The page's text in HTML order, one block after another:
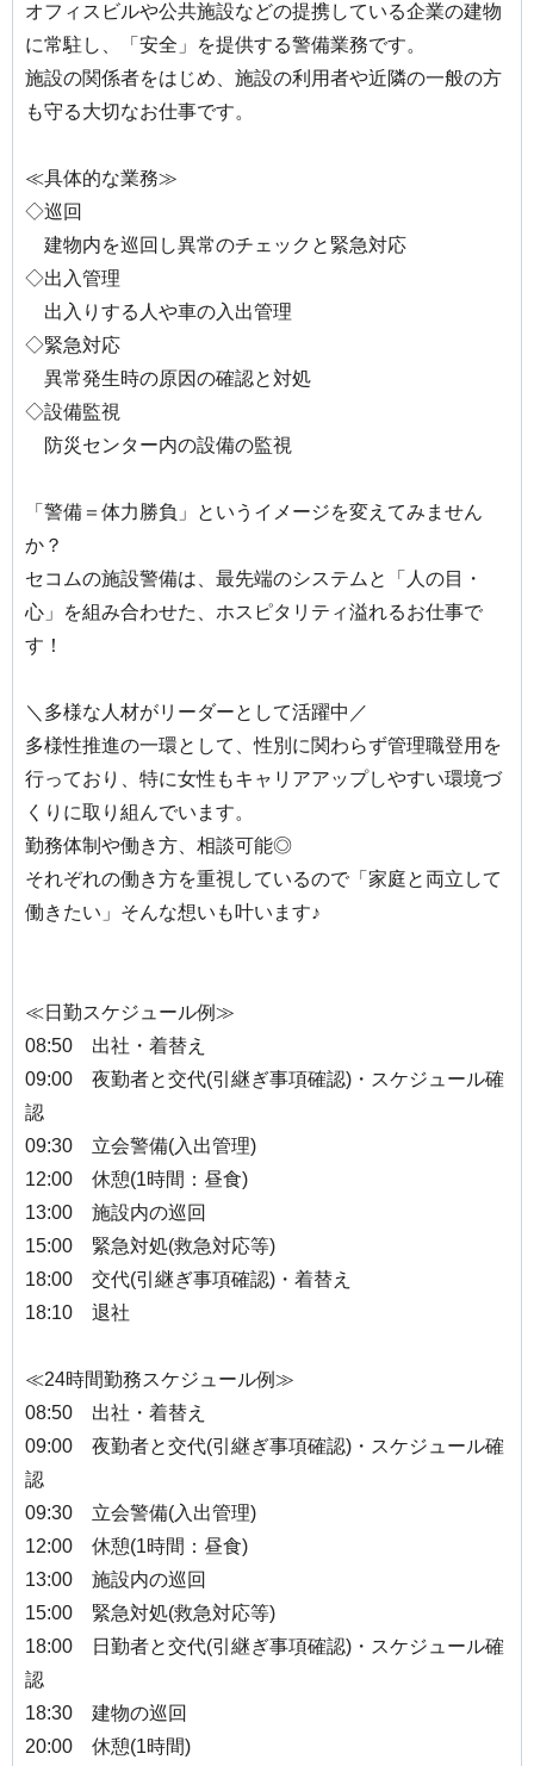
オフィスビルや公共施設などの提携している企業の建物
に常駐し、「安全」を提供する警備業務です。
施設の関係者をはじめ、施設の利用者や近隣の一般の方
も守る大切なお仕事です。
≪具体的な業務≫
◇巡回
建物内を巡回し異常のチェックと緊急対応
◇出入管理
出入りする人や車の入出管理
◇緊急対応
異常発生時の原因の確認と対処
◇設備監視
防災センター内の設備の監視
「警備＝体力勝負」というイメージを変えてみません
か？
セコムの施設警備は、最先端のシステムと「人の目・
心」を組み合わせた、ホスピタリティ溢れるお仕事で
す！
＼多様な人材がリーダーとして活躍中／
多様性推進の一環として、性別に関わらず管理職登用を
行っており、特に女性もキャリアアップしやすい環境づ
くりに取り組んでいます。
勤務体制や働き方、相談可能◎
それぞれの働き方を重視しているので「家庭と両立して
働きたい」そんな想いも叶います♪
≪日勤スケジュール例≫
08:50 出社・着替え
09:00 夜勤者と交代(引継ぎ事項確認)・スケジュール確
認
09:30 立会警備(入出管理)
12:00 休憩(1時間：昼食)
13:00 施設内の巡回
15:00 緊急対処(救急対応等)
18:00 交代(引継ぎ事項確認)・着替え
18:10 退社
≪24時間勤務スケジュール例≫
08:50 出社・着替え
09:00 夜勤者と交代(引継ぎ事項確認)・スケジュール確
認
09:30 立会警備(入出管理)
12:00 休憩(1時間：昼食)
13:00 施設内の巡回
15:00 緊急対処(救急対応等)
18:00 日勤者と交代(引継ぎ事項確認)・スケジュール確
認
18:30 建物の巡回
20:00 休憩(1時間)